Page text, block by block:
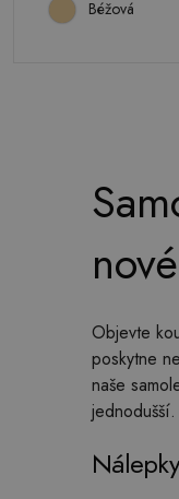
Béžová
Objevte
poskytne
naše
jednodušší.